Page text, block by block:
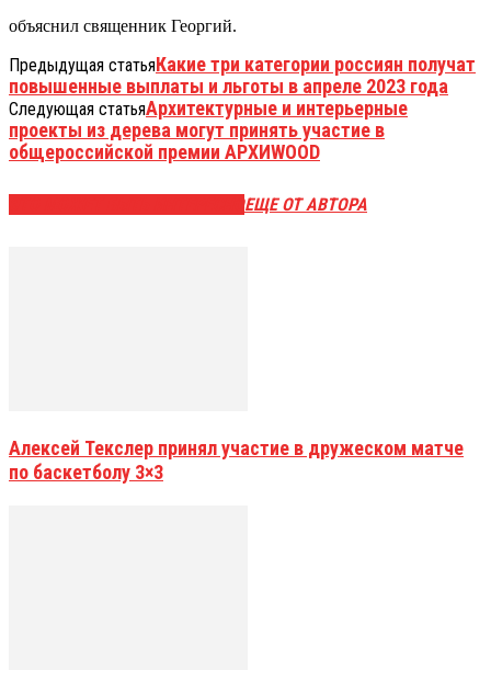
объяснил священник Георгий.
Предыдущая статьяКакие три категории россиян получат
повышенные выплаты и льготы в апреле 2023 года
Следующая статьяАрхитектурные и интерьерные
проекты из дерева могут принять участие в
общероссийской премии АРХИWOOD
ЕЩЕ ОТ АВТОРА
Алексей Текслер принял участие в дружеском матче
по баскетболу 3×3